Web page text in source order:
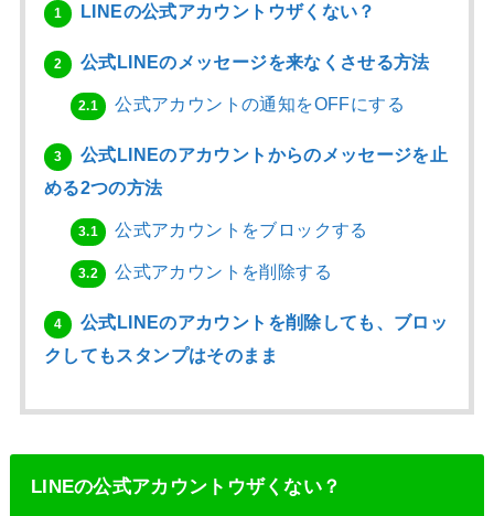
1 LINEの公式アカウントウザくない？
2 公式LINEのメッセージを来なくさせる方法
2.1 公式アカウントの通知をOFFにする
3
公式LINEのアカウントからのメッセージを止
める2つの方法
3.1 公式アカウントをブロックする
3.2 公式アカウントを削除する
4
公式LINEのアカウントを削除しても、ブロッ
クしてもスタンプはそのまま
LINEの公式アカウントウザくない？